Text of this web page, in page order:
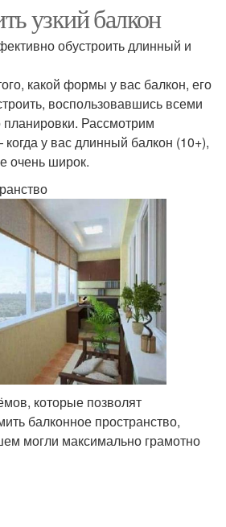
узкий балкон
обустроить длинный и
какой формы у вас балкон, его
воспользовавшись всеми
Рассмотрим
у вас длинный балкон (10+),
очень широк.
которые позволят
балконное пространство,
могли максимально грамотно